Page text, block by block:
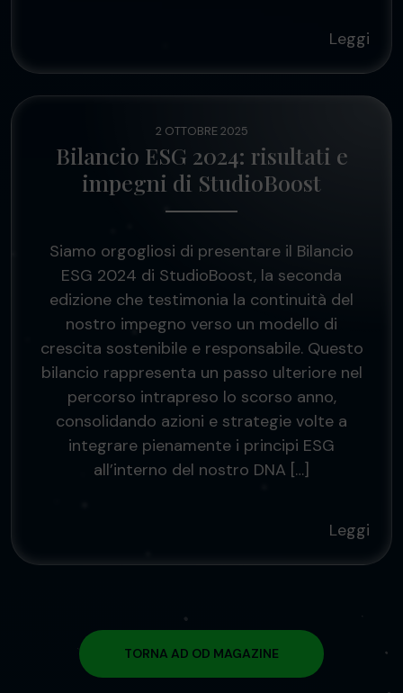
Leggi
2 OTTOBRE 2025
Bilancio ESG 2024: risultati e
impegni di StudioBoost
Siamo orgogliosi di presentare il Bilancio
ESG 2024 di StudioBoost, la seconda
edizione che testimonia la continuità del
nostro impegno verso un modello di
crescita sostenibile e responsabile. Questo
bilancio rappresenta un passo ulteriore nel
percorso intrapreso lo scorso anno,
consolidando azioni e strategie volte a
integrare pienamente i principi ESG
all’interno del nostro DNA […]
Leggi
TORNA AD OD MAGAZINE